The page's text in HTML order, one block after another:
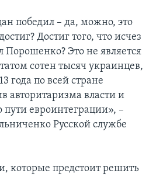
победил – да, можно, это
Достиг того, что исчез
Это не является
сотен тысяч украинцев,
года по всей стране
авторитаризма власти и
пути евроинтеграции», –
Русской службе
которые предстоит решить